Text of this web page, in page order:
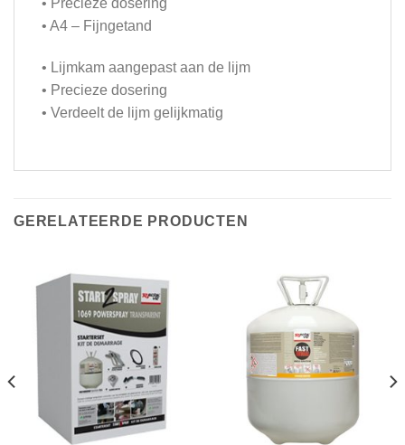
• Precieze dosering
• A4 – Fijngetand
• Lijmkam aangepast aan de lijm
• Precieze dosering
• Verdeelt de lijm gelijkmatig
GERELATEERDE PRODUCTEN